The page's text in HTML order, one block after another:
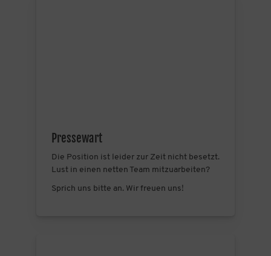
Pressewart
Die Position ist leider zur Zeit nicht besetzt.
Lust in einen netten Team mitzuarbeiten?
Sprich uns bitte an. Wir freuen uns!